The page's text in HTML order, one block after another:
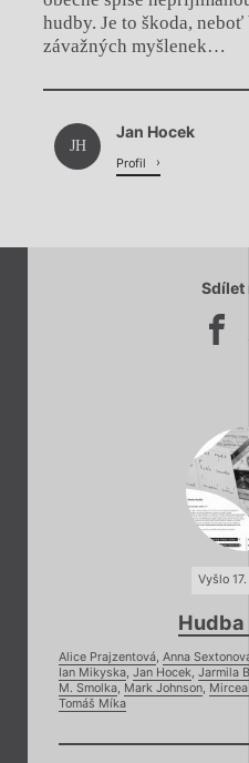
hudby. Je to škoda,
závažných myšlenek…
JH
Jan Hocek
Profil
Sdílet
Vyšlo
Hudba
Alice Prajzentová Anna
Ian Mikyska Jan Hocek Jarmila
M. Smolka Mark Johnson
Tomáš Míka